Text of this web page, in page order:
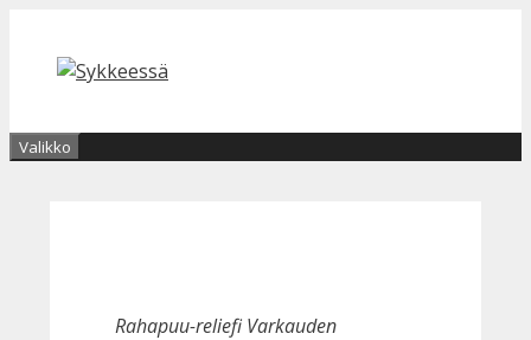
sisältöön
Valikko
Rahapuu-reliefi Varkauden